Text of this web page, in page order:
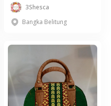
3Shesca
Bangka Belitung